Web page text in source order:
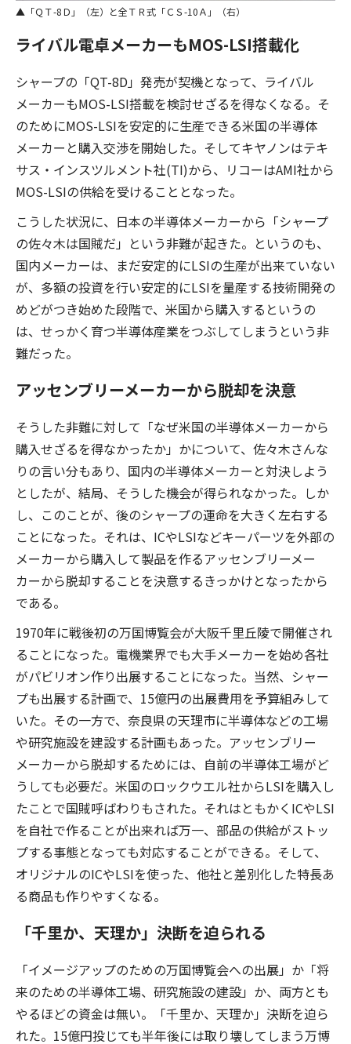
「ＱＴ-8Ｄ」（左）と全ＴＲ式「ＣＳ-10Ａ」（右）
ライバル電卓メーカーもMOS-LSI搭載化
シャープの「QT-8D」発売が契機となって、ライバル
メーカーもMOS-LSI搭載を検討せざるを得なくなる。そ
のためにMOS-LSIを安定的に生産できる米国の半導体
メーカーと購入交渉を開始した。そしてキヤノンはテキ
サス・インスツルメント社(TI)から、リコーはAMI社から
MOS-LSIの供給を受けることとなった。
こうした状況に、日本の半導体メーカーから「シャープ
の佐々木は国賊だ」という非難が起きた。というのも、
国内メーカーは、まだ安定的にLSIの生産が出来ていない
が、多額の投資を行い安定的にLSIを量産する技術開発の
めどがつき始めた段階で、米国から購入するというの
は、せっかく育つ半導体産業をつぶしてしまうという非
難だった。
アッセンブリーメーカーから脱却を決意
そうした非難に対して「なぜ米国の半導体メーカーから
購入せざるを得なかったか」かについて、佐々木さんな
りの言い分もあり、国内の半導体メーカーと対決しよう
としたが、結局、そうした機会が得られなかった。しか
し、このことが、後のシャープの運命を大きく左右する
ことになった。それは、ICやLSIなどキーパーツを外部の
メーカーから購入して製品を作るアッセンブリーメー
カーから脱却することを決意するきっかけとなったから
である。
1970年に戦後初の万国博覧会が大阪千里丘陵で開催され
ることになった。電機業界でも大手メーカーを始め各社
がパビリオン作り出展することになった。当然、シャー
プも出展する計画で、15億円の出展費用を予算組みして
いた。その一方で、奈良県の天理市に半導体などの工場
や研究施設を建設する計画もあった。アッセンブリー
メーカーから脱却するためには、自前の半導体工場がど
うしても必要だ。米国のロックウエル社からLSIを購入し
たことで国賊呼ばわりもされた。それはともかくICやLSI
を自社で作ることが出来れば万一、部品の供給がストッ
プする事態となっても対応することができる。そして、
オリジナルのICやLSIを使った、他社と差別化した特長あ
る商品も作りやすくなる。
「千里か、天理か」決断を迫られる
「イメージアップのための万国博覧会への出展」か「将
来のための半導体工場、研究施設の建設」か、両方とも
やるほどの資金は無い。「千里か、天理か」決断を迫ら
れた。15億円投じても半年後には取り壊してしまう万博